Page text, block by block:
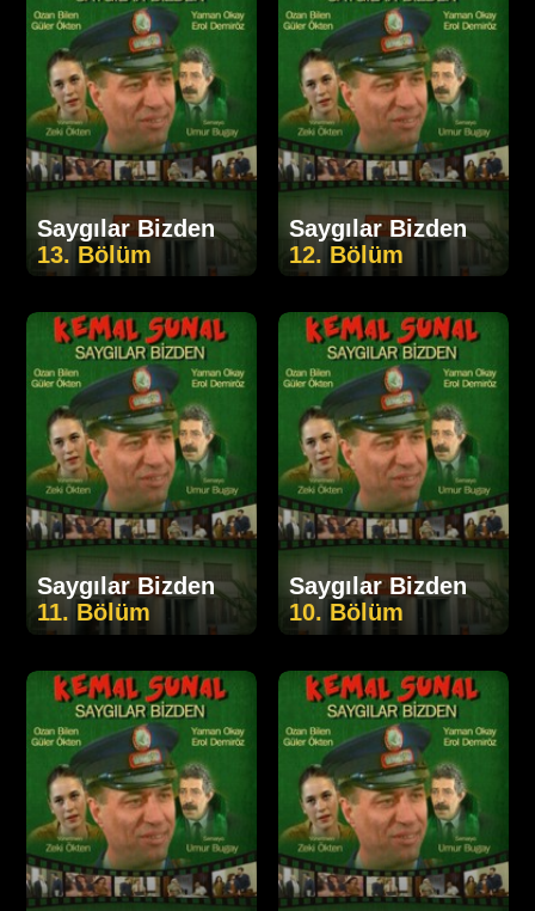
Saygılar Bizden
13. Bölüm
Saygılar Bizden
12. Bölüm
Saygılar Bizden
11. Bölüm
Saygılar Bizden
10. Bölüm